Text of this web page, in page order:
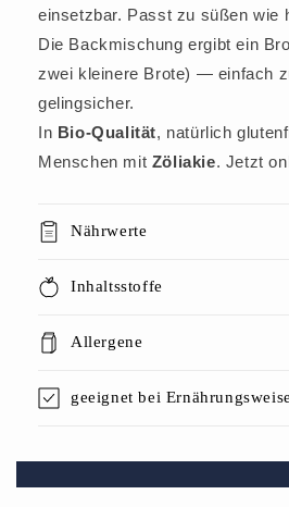
einsetzbar. Passt zu süßen wie
Die Backmischung ergibt ein
zwei kleinere Brote) — einfach
gelingsicher.
In Bio-Qualität, natürlich
Menschen mit Zöliakie. Jetzt
Nährwerte
Inhaltsstoffe
Allergene
geeignet bei Ernährungsweise